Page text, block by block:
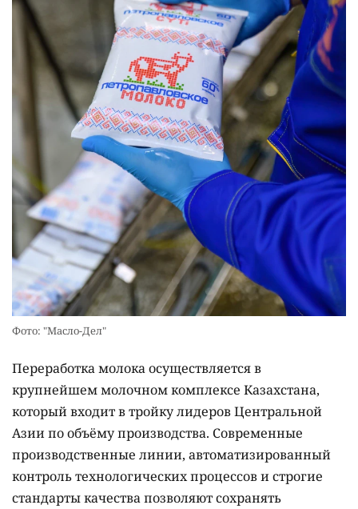
Фото: "Масло-Дел"
Переработка молока осуществляется в
крупнейшем молочном комплексе Казахстана,
который входит в тройку лидеров Центральной
Азии по объёму производства. Современные
производственные линии, автоматизированный
контроль технологических процессов и строгие
стандарты качества позволяют сохранять